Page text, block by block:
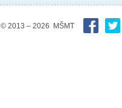
© 2013 – 2026 MŠMT